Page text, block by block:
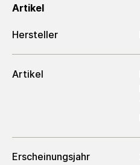
Artikel
Hersteller
Artikel
Erscheinungsjahr